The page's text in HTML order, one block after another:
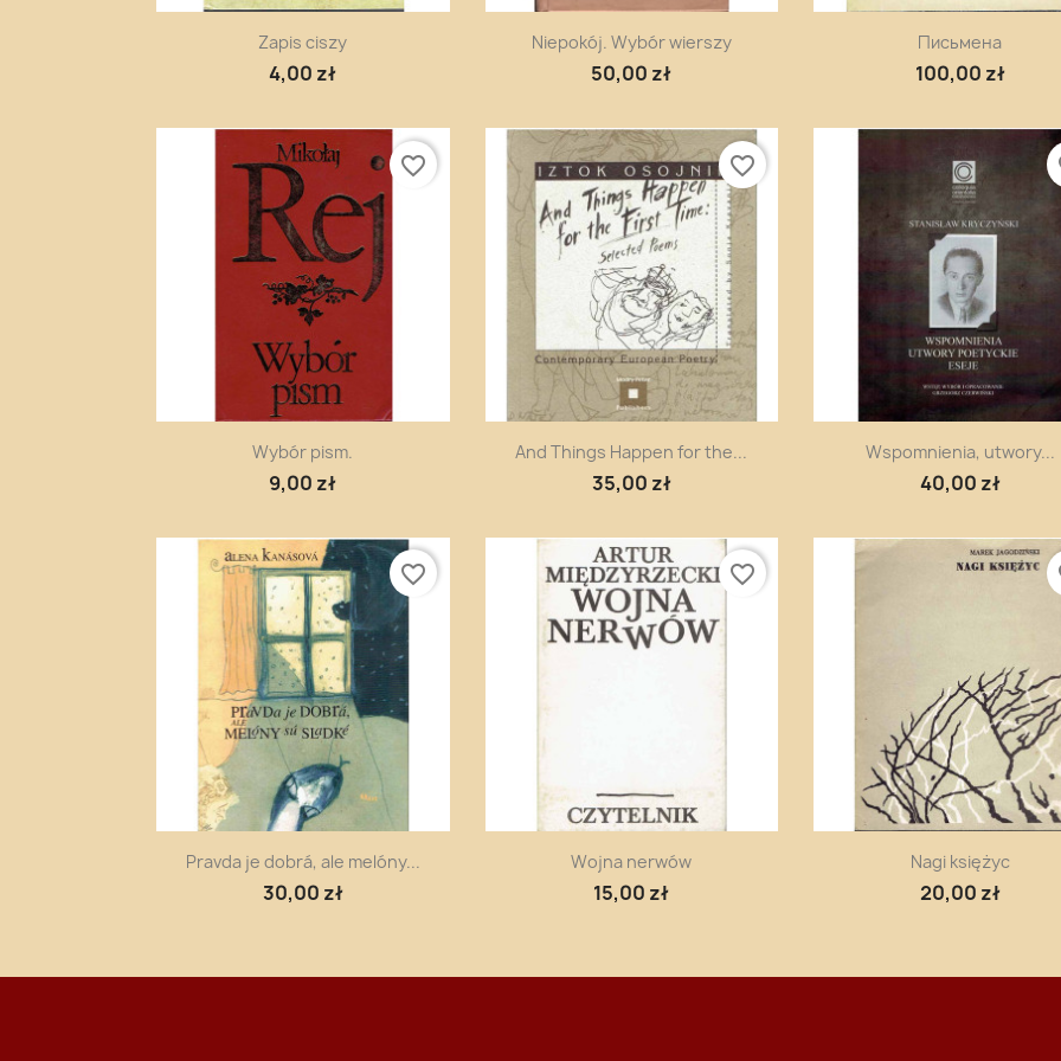
Szybki podgląd
Zapis ciszy
4,00 zł
Szybki podgląd
Niepokój. Wybór wierszy
50,00 zł
Szybki podgląd
Письмена
100,00 zł
Szybki podgląd
Wybór pism.
9,00 zł
favorite_border
Szybki podgląd
And Things Happen for the...
35,00 zł
favorite_border
Szybki podgląd
Wspomnienia, utwory...
40,00 zł
Szybki podgląd
Pravda je dobrá, ale melóny...
30,00 zł
favorite_border
Szybki podgląd
Wojna nerwów
15,00 zł
favorite_border
Szybki podgląd
Nagi księżyc
20,00 zł